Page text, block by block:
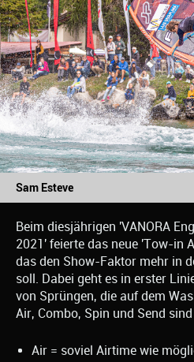
Sam Esteve
Beim diesjährigen 'VANORA
2021' feierte das neue 'Tow-in
das den Show-Faktor mehr in
soll. Dabei geht es in erster
von Sprüngen, die auf dem
Air, Combo, Spin und Send
Air = soviel Airtime wie